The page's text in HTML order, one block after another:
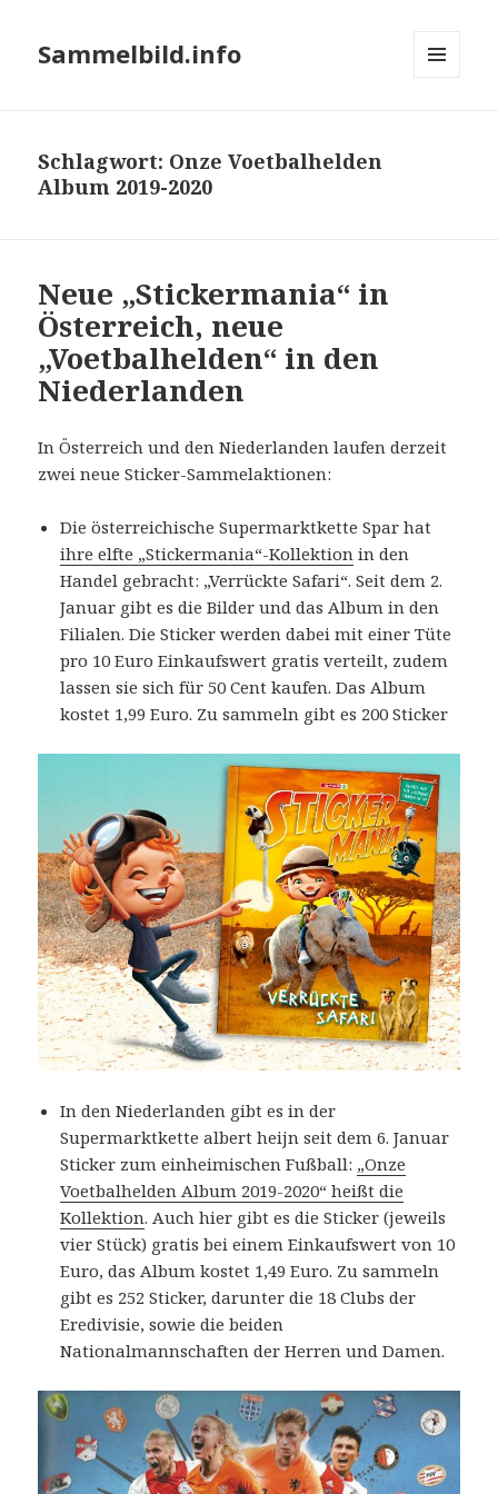
Sammelbild.info
Schlagwort: Onze Voetbalhelden
Album 2019-2020
Neue „Stickermania“ in
Österreich, neue
„Voetbalhelden“ in den
Niederlanden
In Österreich und den Niederlanden laufen derzeit
zwei neue Sticker-Sammelaktionen:
Die österreichische Supermarktkette Spar hat
ihre elfte „Stickermania“-Kollektion in den
Handel gebracht: „Verrückte Safari“. Seit dem 2.
Januar gibt es die Bilder und das Album in den
Filialen. Die Sticker werden dabei mit einer Tüte
pro 10 Euro Einkaufswert gratis verteilt, zudem
lassen sie sich für 50 Cent kaufen. Das Album
kostet 1,99 Euro. Zu sammeln gibt es 200 Sticker
In den Niederlanden gibt es in der
Supermarktkette albert heijn seit dem 6. Januar
Sticker zum einheimischen Fußball: „Onze
Voetbalhelden Album 2019-2020“ heißt die
Kollektion. Auch hier gibt es die Sticker (jeweils
vier Stück) gratis bei einem Einkaufswert von 10
Euro, das Album kostet 1,49 Euro. Zu sammeln
gibt es 252 Sticker, darunter die 18 Clubs der
Eredivisie, sowie die beiden
Nationalmannschaften der Herren und Damen.